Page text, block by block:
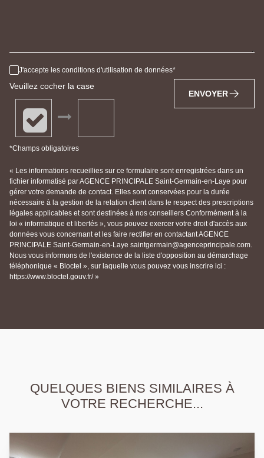
J'accepte les conditions d'utilisation de données
Veuillez cocher la case
*Champs obligatoires
ENVOYER
« Les informations recueillies sur ce formulaire sont enregistrées dans un
fichier informatisé par AGENCE PRINCIPALE Saint-Germain-en-Laye pour
gérer votre demande de contact. Elles sont conservées pour la durée
nécessaire à la gestion de la relation client dans le respect des prescriptions
légales applicables et sont destinées à nos conseillers Conformément à la
loi « informatique et libertés », vous pouvez exercer votre droit d'accès aux
données vous concernant et les faire rectifier en contactant AGENCE
PRINCIPALE Saint-Germain-en-Laye saintgermain@agenceprincipale.com.
Nous vous informons de l'existence de la liste d'opposition au démarchage
téléphonique « Bloctel », sur laquelle vous pouvez vous inscrire ici :
https://www.bloctel.gouv.fr/ »
QUELQUES BIENS SIMILAIRES À
VOTRE RECHERCHE...